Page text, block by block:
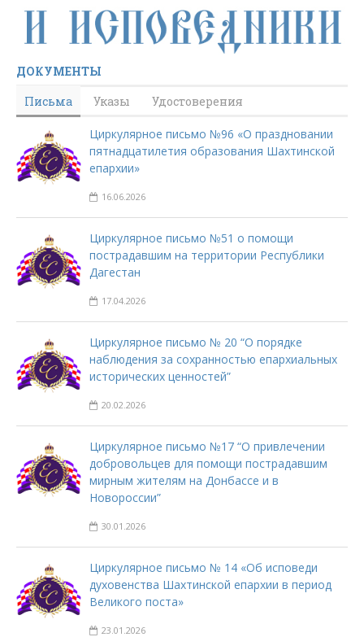
ДОКУМЕНТЫ
Письма
Указы Удостоверения
Циркулярное письмо №96 «О праздновании
пятнадцатилетия образования Шахтинской
епархии»
16.06.2026
Циркулярное письмо №51 о помощи
пострадавшим на территории Республики
Дагестан
17.04.2026
Циркулярное письмо № 20 “О порядке
наблюдения за сохранностью епархиальных
исторических ценностей”
20.02.2026
Циркулярное письмо №17 “О привлечении
добровольцев для помощи пострадавшим
мирным жителям на Донбассе и в
Новороссии”
30.01.2026
Циркулярное письмо № 14 «Об исповеди
духовенства Шахтинской епархии в период
Великого поста»
23.01.2026